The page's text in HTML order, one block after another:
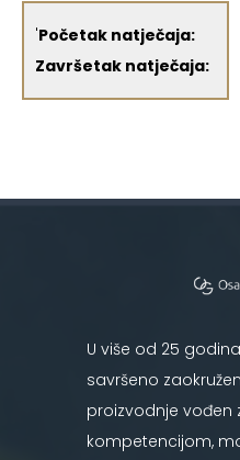
'Početak natječaja:
Završetak natječaja:
U više od 25
savršeno
proizvodnje vođen
kompetencijom,